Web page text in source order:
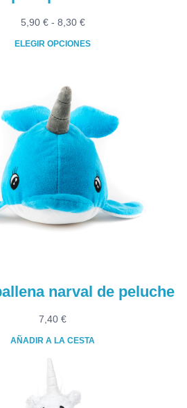
5,90 € - 8,30 €Rango
8,30 €
ELEGIR OPCIONES
tiene
múltiples
variantes.
Las
opciones
se
pueden
elegir
la
narval de peluche
7,40 €
AÑADIR A LA CESTA